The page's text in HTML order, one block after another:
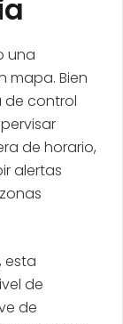
una
mapa. Bien
de control
de horario,
alertas
esta
de
de